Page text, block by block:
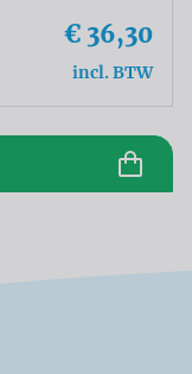
€ 36,30
incl. BTW